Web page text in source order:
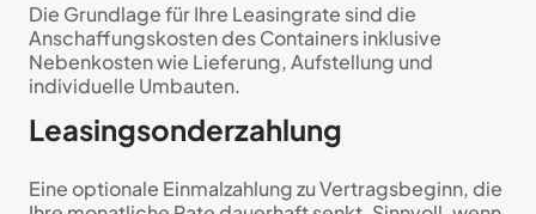
Die Grundlage für Ihre Leasingrate sind die
Anschaffungskosten des Containers inklusive
Nebenkosten wie Lieferung, Aufstellung und
individuelle Umbauten.
Leasingsonderzahlung
Eine optionale Einmalzahlung zu Vertragsbeginn, die